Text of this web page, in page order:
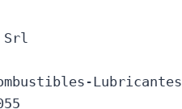
Srl